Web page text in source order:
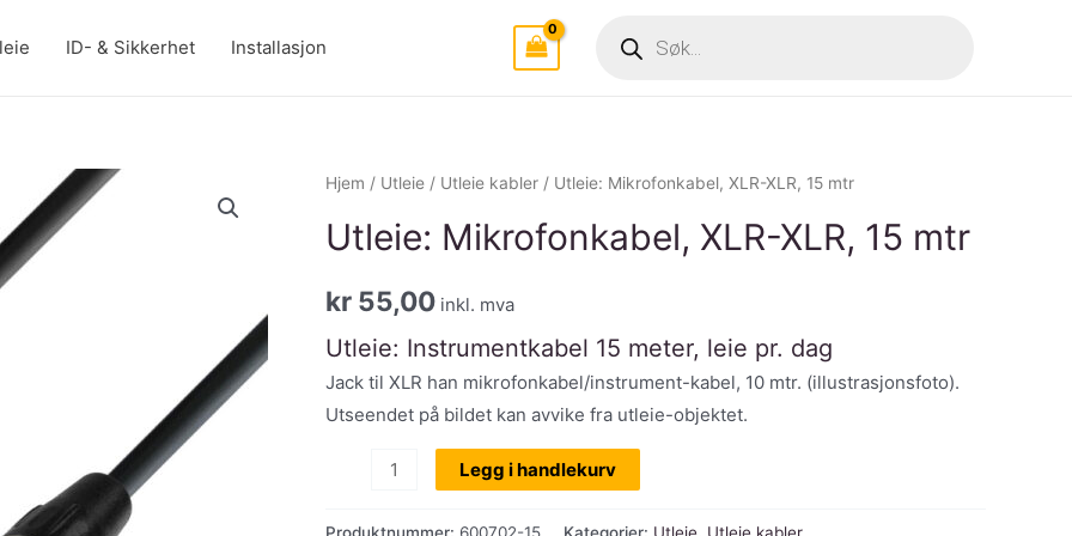
ID- & Sikkerhet Installasjon search
Hjem / Utleie / Utleie kabler / Utleie: Mikrofonkabel, XLR-XLR, 15 mtr
Utleie: Mikrofonkabel, XLR-XLR, 15 mtr
kr 55,00 inkl. mva
Utleie: Instrumentkabel 15 meter, leie pr. dag
Jack til XLR han mikrofonkabel/instrument-kabel, 10 mtr. (illustrasjonsfoto).
Utseendet på bildet kan avvike fra utleie-objektet.
Mikrofonkabel,
XLR-
Legg i handlekurv